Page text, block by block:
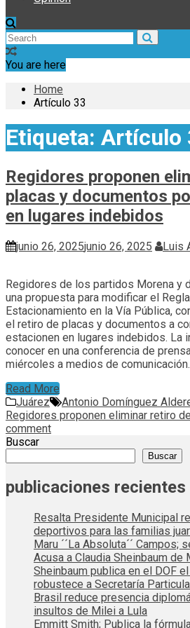
You are here
Home
Artículo 33
Etiqueta: Artículo
Regidores proponen
placas y documentos
en lugares indebidos
junio 26, 2025junio 26, 2025 Luis
Regidores de los partidos Morena y
una propuesta para modificar el
Estacionamiento en la Vía Pública,
el retiro de placas y documentos a
estacionen en lugares indebidos. La
conocer en una conferencia de
miércoles a medios de
Read More
Juárez
Antonio Domínguez
Regidores proponen eliminar retiro
comment
Buscar
Buscar
publicaciones recientes
Resalta Presidente Municipal
deportivos para las familias
Maru ´´La Absoluta´´ Campos;
Acusa a Claudia Sheinbaum de
Sheinbaum publica en el DOF
robustece a Secretaría
Brasil reduce presencia
insultos de Milei a Lula
Emmitt Smith; Publica la